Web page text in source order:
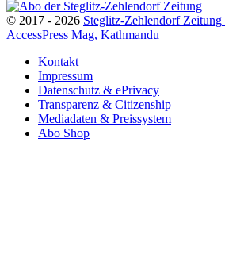
© 2017 - 2026 Steglitz-Zehlendorf Zeitung
AccessPress Mag, Kathmandu
Kontakt
Impressum
Datenschutz & ePrivacy
Transparenz & Citizenship
Mediadaten & Preissystem
Abo Shop